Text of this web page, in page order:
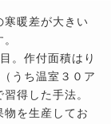
寒暖差が大きい
。作付面積はり
うち温室３０ア
得した手法。
を生産してお